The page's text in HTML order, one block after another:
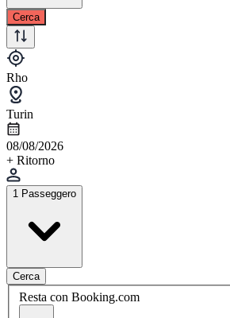
Cerca
Rho
Turin
08/08/2026
+ Ritorno
1 Passeggero
Cerca
Resta con Booking.com